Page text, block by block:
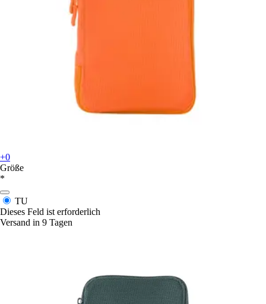
+0
Größe
*
TU
Dieses Feld ist erforderlich
Versand in 9 Tagen